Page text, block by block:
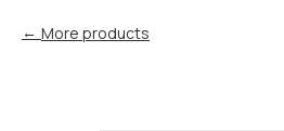
More products